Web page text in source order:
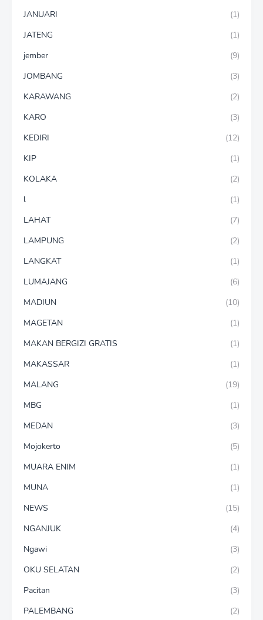
JANUARI
(1)
JATENG
(1)
jember
(9)
JOMBANG
(3)
KARAWANG
(2)
KARO
(3)
KEDIRI
(12)
KIP
(1)
KOLAKA
(2)
l
(1)
LAHAT
(7)
LAMPUNG
(2)
LANGKAT
(1)
LUMAJANG
(6)
MADIUN
(10)
MAGETAN
(1)
MAKAN BERGIZI GRATIS
(1)
MAKASSAR
(1)
MALANG
(19)
MBG
(1)
MEDAN
(3)
Mojokerto
(5)
MUARA ENIM
(1)
MUNA
(1)
NEWS
(15)
NGANJUK
(4)
Ngawi
(3)
OKU SELATAN
(2)
Pacitan
(3)
PALEMBANG
(2)